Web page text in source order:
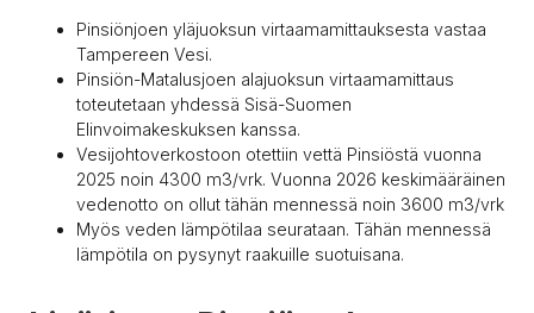
Pinsiönjoen yläjuoksun virtaamamittauksesta vastaa
Tampereen Vesi.
Pinsiön-Matalusjoen alajuoksun virtaamamittaus
toteutetaan yhdessä Sisä-Suomen
Elinvoimakeskuksen kanssa.
Vesijohtoverkostoon otettiin vettä Pinsiöstä vuonna
2025 noin 4300 m3/vrk. Vuonna 2026 keskimääräinen
vedenotto on ollut tähän mennessä noin 3600 m3/vrk
Myös veden lämpötilaa seurataan. Tähän mennessä
lämpötila on pysynyt raakuille suotuisana.